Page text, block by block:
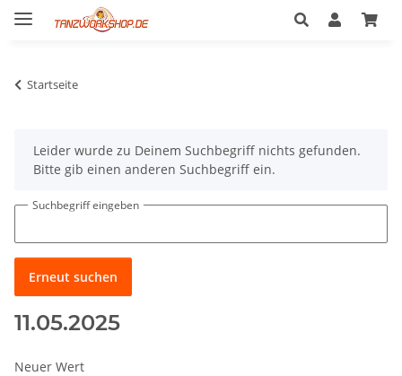
Startseite
xLeider wurde zu Deinem Suchbegriff nichts gefunden.
Bitte gib einen anderen Suchbegriff ein.
Suchbegriff eingeben
Erneut suchen
11.05.2025
Neuer Wert